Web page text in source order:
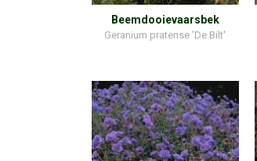
Beemdooievaarsbek
Geranium pratense 'De Bilt'